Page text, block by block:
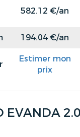
582.12 €/an
194.04 €/an
Estimer mon
prix
EVANDA